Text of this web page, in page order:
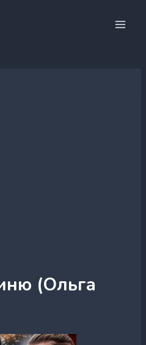
(Ольга